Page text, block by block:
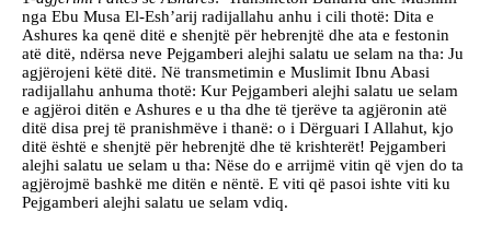
nga Ebu Musa El-Esh’arij radijallahu anhu i cili thotë: Dita e
Ashures ka qenë ditë e shenjtë për hebrenjtë dhe ata e festonin
atë ditë, ndërsa neve Pejgamberi alejhi salatu ue selam na tha: Ju
agjërojeni këtë ditë. Në transmetimin e Muslimit Ibnu Abasi
radijallahu anhuma thotë: Kur Pejgamberi alejhi salatu ue selam
e agjëroi ditën e Ashures e u tha dhe të tjerëve ta agjëronin atë
ditë disa prej të pranishmëve i thanë: o i Dërguari I Allahut, kjo
ditë është e shenjtë për hebrenjtë dhe të krishterët! Pejgamberi
alejhi salatu ue selam u tha: Nëse do e arrijmë vitin që vjen do ta
agjërojmë bashkë me ditën e nëntë. E viti që pasoi ishte viti ku
Pejgamberi alejhi salatu ue selam vdiq.